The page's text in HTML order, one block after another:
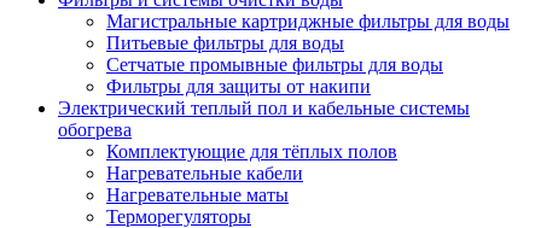
Магистральные картриджные фильтры для воды
Питьевые фильтры для воды
Сетчатые промывные фильтры для воды
Фильтры для защиты от накипи
Электрический теплый пол и кабельные системы
обогрева
Комплектующие для тёплых полов
Нагревательные кабели
Нагревательные маты
Терморегуляторы